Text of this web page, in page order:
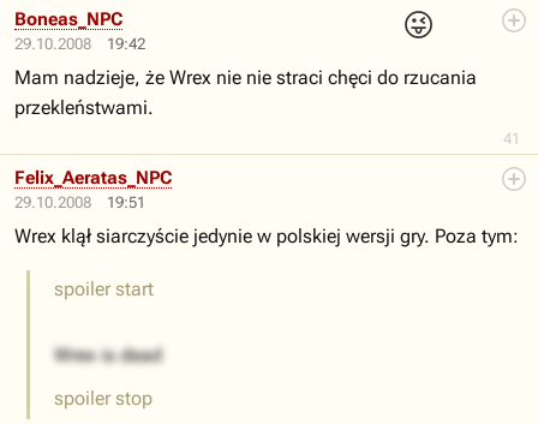
29.10.2008 19:42
😜
41
Boneas_NPC
Mam nadzieje, że Wrex nie nie straci chęci do rzucania
przekleństwami.
29.10.2008 19:51
Felix_Aeratas_NPC
Wrex klął siarczyście jedynie w polskiej wersji gry. Poza tym:
spoiler start
Wrex is dead
spoiler stop